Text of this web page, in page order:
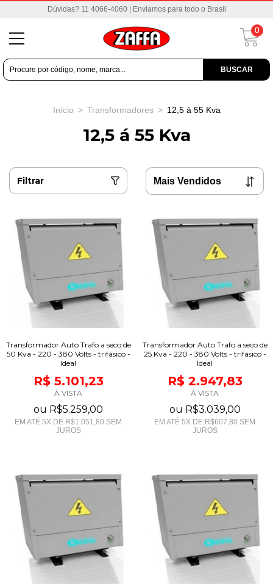
Dúvidas? 11 4066-4060 | Enviamos para todo o Brasil
BUSCAR
0
Início > Transformadores > 12,5 á 55 Kva
12,5 á 55 Kva
Filtrar
Transformador Auto Trafo a seco de
50 Kva - 220 - 380 Volts - trifásico -
Ideal
R$ 5.101,23
À VISTA
ou R$5.259,00
EM ATÉ 5X DE R$1.051,80 SEM
JUROS
Transformador Auto Trafo a seco de
25 Kva - 220 - 380 Volts - trifásico -
Ideal
R$ 2.947,83
À VISTA
ou R$3.039,00
EM ATÉ 5X DE R$607,80 SEM
JUROS